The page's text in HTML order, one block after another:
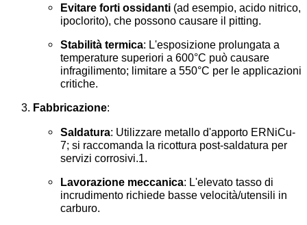
Evitare forti ossidanti (ad esempio, acido nitrico,
ipoclorito), che possono causare il pitting.
Stabilità termica: L'esposizione prolungata a
temperature superiori a 600°C può causare
infragilimento; limitare a 550°C per le applicazioni
critiche.
Fabbricazione:
Saldatura: Utilizzare metallo d'apporto ERNiCu-
7; si raccomanda la ricottura post-saldatura per
servizi corrosivi.1.
Lavorazione meccanica: L'elevato tasso di
incrudimento richiede basse velocità/utensili in
carburo.